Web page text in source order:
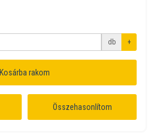
db +
Kosárba rakom
Összehasonlítom